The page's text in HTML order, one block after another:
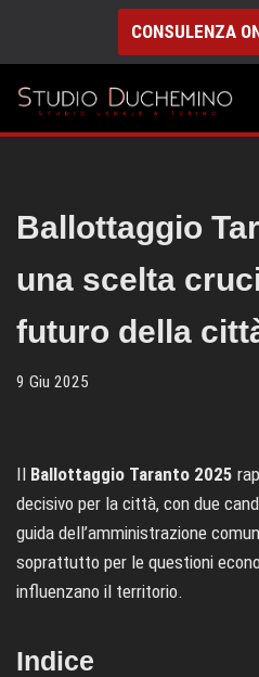
Vai
al
contenuto
CONSULENZA
Ballottaggio
una scelta
futuro della
9 Giu 2025
Il Ballottaggio Taranto 2025
decisivo per la città, con due
guida dell’amministrazione
soprattutto per le questioni
influenzano il territorio.
Indice